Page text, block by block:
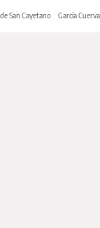
San Cayetano García Cuerva